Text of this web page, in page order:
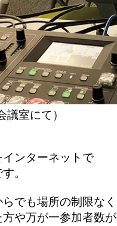
室にて）
ンターネットで
。
でも場所の制限な
や万が一参加者数